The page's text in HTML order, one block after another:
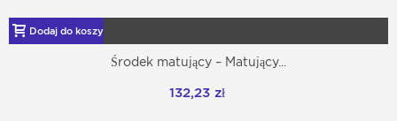
Dodaj do koszyka
Środek matujący – Matujący...
132,23 zł